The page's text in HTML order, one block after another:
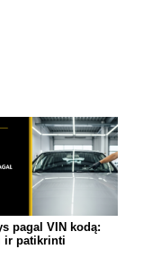
pagal VIN kodą:
ir patikrinti